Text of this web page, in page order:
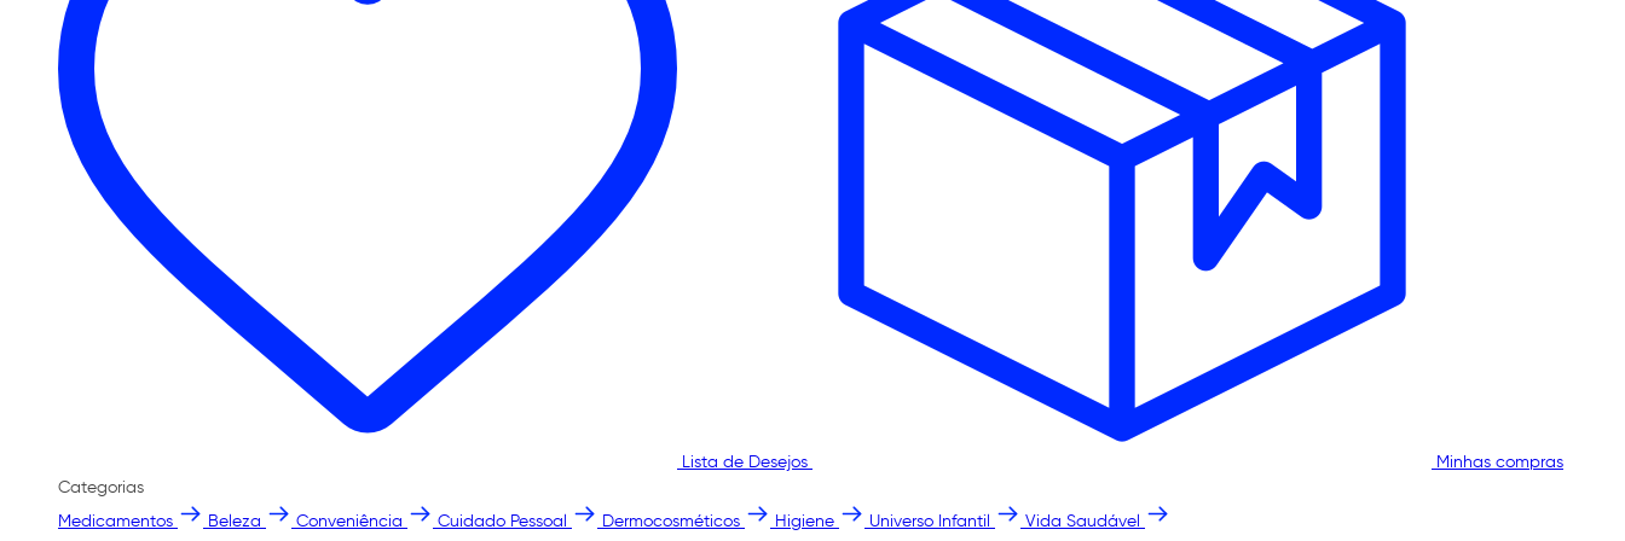
Lista de Desejos
Minhas compras
Categorias
Medicamentos
Beleza Conveniência Cuidado Pessoal Dermocosméticos Higiene Universo Infantil Vida Saudável